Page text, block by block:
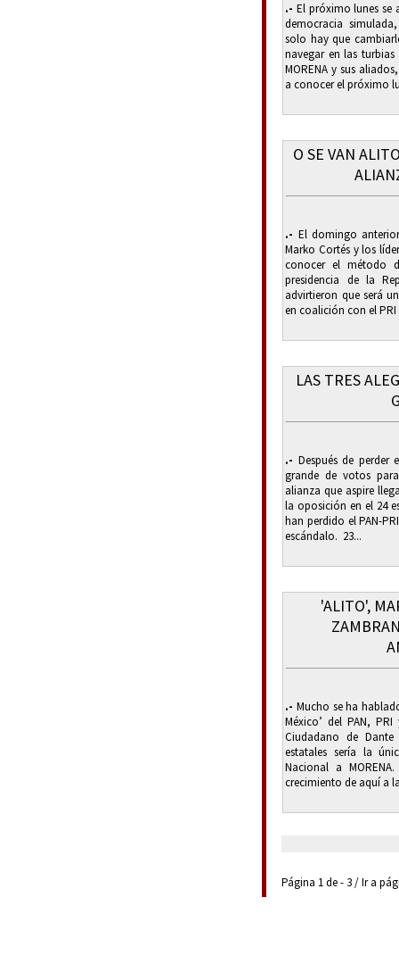
.- El próximo lunes se
democracia
solo hay que
navegar en las
MORENA y sus
a conocer el próximo
O SE VAN
.- El domingo
Marko Cortés y los
conocer el método
presidencia de la
advirtieron que será
en coalición con el PRI
LAS TRES
.- Después de perder
grande de votos
alianza que aspire
la oposición en el 24
han perdido el PAN-
escándalo. 23...
'ALITO',
.- Mucho se ha
México’ del PAN,
Ciudadano de
estatales sería la
Nacional a
crecimiento de aquí a
Página 1 de - 3 / Ir a